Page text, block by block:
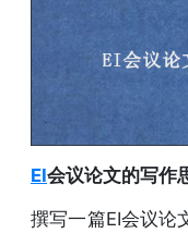
EI会议论文的写作
撰写一篇EI会议论